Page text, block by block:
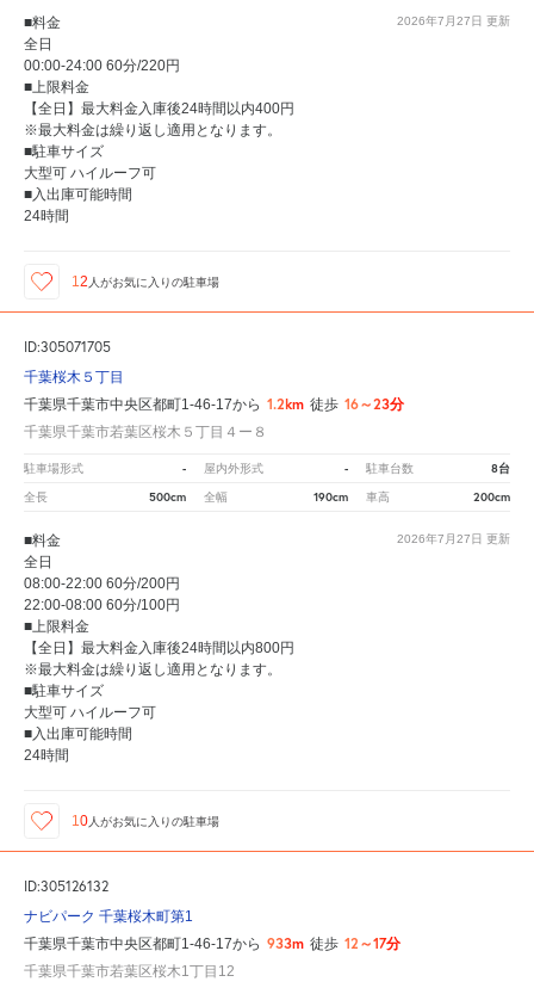
2026年7月27日 更新
■料金
全日
00:00-24:00 60分/220円
■上限料金
【全日】最大料金入庫後24時間以内400円
※最大料金は繰り返し適用となります。
■駐車サイズ
大型可 ハイルーフ可
■入出庫可能時間
24時間
12 人がお気に入りの駐車場
ID:305071705
千葉桜木５丁目
千葉県千葉市中央区都町1-46-17から 1.2km 徒歩 16～23分
千葉県千葉市若葉区桜木５丁目４ー８
駐車場形式 - 屋内外形式 - 駐車台数 8台
全長 500cm 全幅 190cm 車高 200cm
2026年7月27日 更新
■料金
全日
08:00-22:00 60分/200円
22:00-08:00 60分/100円
■上限料金
【全日】最大料金入庫後24時間以内800円
※最大料金は繰り返し適用となります。
■駐車サイズ
大型可 ハイルーフ可
■入出庫可能時間
24時間
10 人がお気に入りの駐車場
ID:305126132
ナビパーク 千葉桜木町第1
千葉県千葉市中央区都町1-46-17から 933m 徒歩 12～17分
千葉県千葉市若葉区桜木1丁目12